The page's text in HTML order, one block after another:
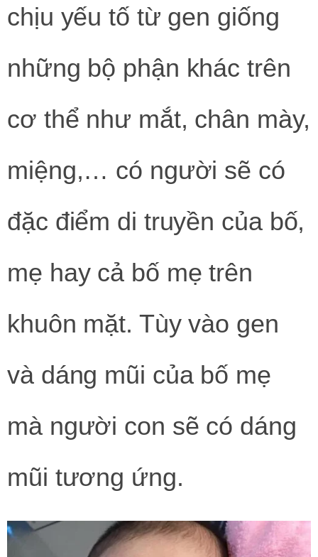
chịu yếu tố từ gen giống
những bộ phận khác trên
cơ thể như mắt, chân mày,
miệng,… có người sẽ có
đặc điểm di truyền của bố,
mẹ hay cả bố mẹ trên
khuôn mặt. Tùy vào gen
và dáng mũi của bố mẹ
mà người con sẽ có dáng
mũi tương ứng.